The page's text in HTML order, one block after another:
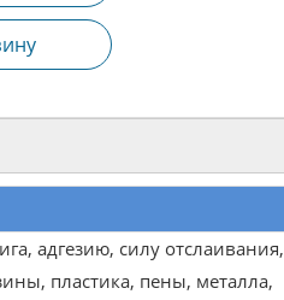
адгезию, силу отслаивания,
пластика, пены, металла,